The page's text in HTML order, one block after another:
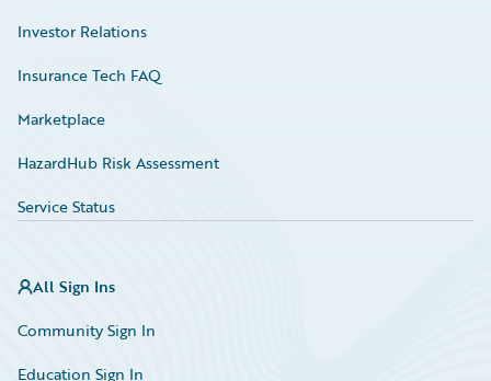
Investor Relations
Insurance Tech FAQ
Marketplace
HazardHub Risk Assessment
Service Status
All Sign Ins
Community Sign In
Education Sign In